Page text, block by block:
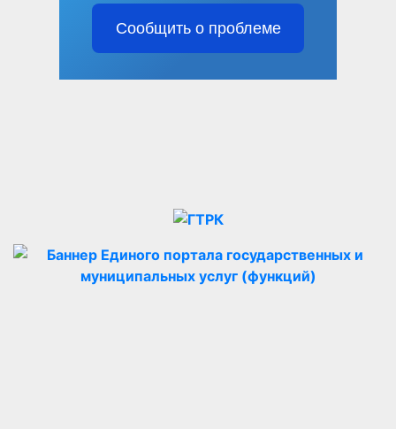
Сообщить о проблеме